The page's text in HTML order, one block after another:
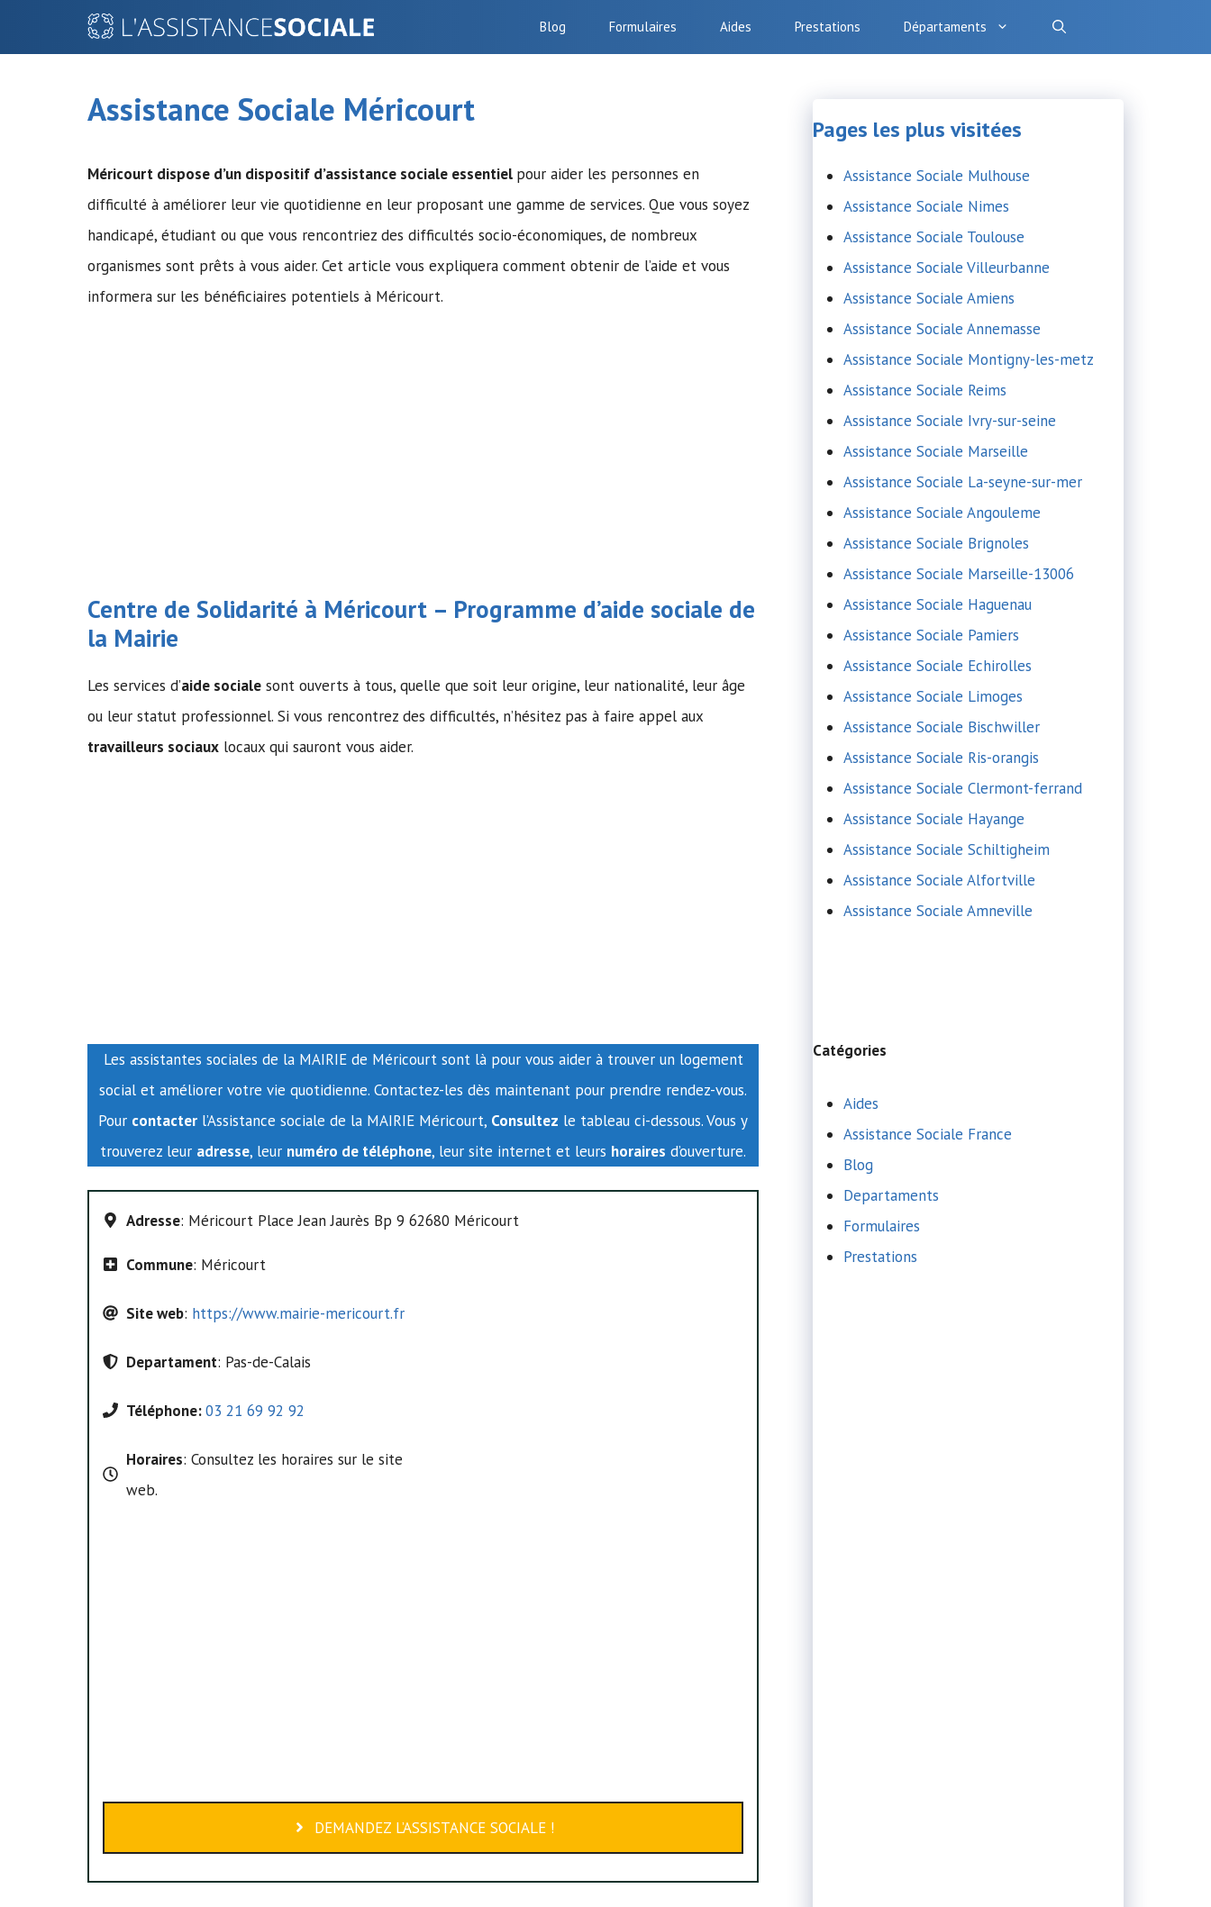
Blog Formulaires Aides Prestations Départaments
Assistance Sociale Méricourt
Méricourt dispose d’un dispositif d’assistance sociale essentiel pour aider les personnes en
difficulté à améliorer leur vie quotidienne en leur proposant une gamme de services. Que vous soyez
handicapé, étudiant ou que vous rencontriez des difficultés socio-économiques, de nombreux
organismes sont prêts à vous aider. Cet article vous expliquera comment obtenir de l’aide et vous
informera sur les bénéficiaires potentiels à Méricourt.
Centre de Solidarité à Méricourt – Programme d’aide sociale de
la Mairie
Les services d’aide sociale sont ouverts à tous, quelle que soit leur origine, leur nationalité, leur âge
ou leur statut professionnel. Si vous rencontrez des difficultés, n’hésitez pas à faire appel aux
travailleurs sociaux locaux qui sauront vous aider.
Les assistantes sociales de la MAIRIE de Méricourt sont là pour vous aider à trouver un logement
social et améliorer votre vie quotidienne. Contactez-les dès maintenant pour prendre rendez-vous.
Pour contacter l’Assistance sociale de la MAIRIE Méricourt, Consultez le tableau ci-dessous. Vous y
trouverez leur adresse, leur numéro de téléphone, leur site internet et leurs horaires d’ouverture.
Adresse: Méricourt Place Jean Jaurès Bp 9 62680 Méricourt
Commune: Méricourt
Site web: https://www.mairie-mericourt.fr
Departament: Pas-de-Calais
Téléphone:03 21 69 92 92
Horaires: Consultez les horaires sur le site
web.
DEMANDEZ L’ASSISTANCE SOCIALE !
Pages les plus visitées
Assistance Sociale Mulhouse
Assistance Sociale Nimes
Assistance Sociale Toulouse
Assistance Sociale Villeurbanne
Assistance Sociale Amiens
Assistance Sociale Annemasse
Assistance Sociale Montigny-les-metz
Assistance Sociale Reims
Assistance Sociale Ivry-sur-seine
Assistance Sociale Marseille
Assistance Sociale La-seyne-sur-mer
Assistance Sociale Angouleme
Assistance Sociale Brignoles
Assistance Sociale Marseille-13006
Assistance Sociale Haguenau
Assistance Sociale Pamiers
Assistance Sociale Echirolles
Assistance Sociale Limoges
Assistance Sociale Bischwiller
Assistance Sociale Ris-orangis
Assistance Sociale Clermont-ferrand
Assistance Sociale Hayange
Assistance Sociale Schiltigheim
Assistance Sociale Alfortville
Assistance Sociale Amneville
Catégories
Aides
Assistance Sociale France
Blog
Departaments
Formulaires
Prestations